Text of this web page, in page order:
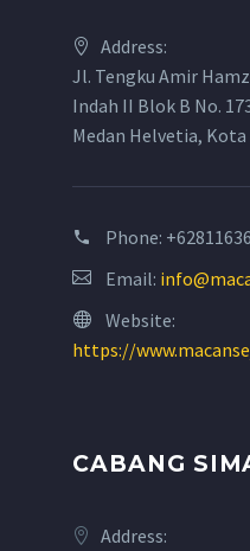
Address:
Jl. Tengku Amir
Indah II Blok B No.
Medan Helvetia,
Phone:
Email:
Website:
https://
CABANG
Address: